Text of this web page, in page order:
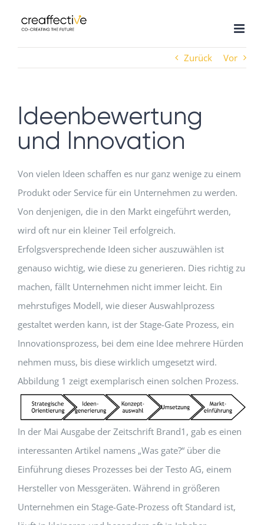
Inhalt
springen
Zurück
Vor
Ideenbewertung
und Innovation
Von vielen Ideen schaffen es nur ganz wenige zu einem
Produkt oder Service für ein Unternehmen zu werden.
Von denjenigen, die in den Markt eingeführt werden,
wird oft nur ein kleiner Teil erfolgreich.
Erfolgsversprechende Ideen sicher auszuwählen ist
genauso wichtig, wie diese zu generieren. Dies richtig zu
machen, fällt Unternehmen nicht immer leicht. Ein
mehrstufiges Modell, wie dieser Auswahlprozess
gestaltet werden kann, ist der Stage-Gate Prozess, ein
Innovationsprozess, bei dem eine Idee mehrere Hürden
nehmen muss, bis diese wirklich umgesetzt wird.
Abbildung 1 zeigt exemplarisch einen solchen Prozess.
In der Mai Ausgabe der Zeitschrift Brand1, gab es einen
interessanten Artikel namens „Was gate?“ über die
Einführung dieses Prozesses bei der Testo AG, einem
Hersteller von Messgeräten. Während in größeren
Unternehmen ein Stage-Gate-Prozess oft Standard ist,